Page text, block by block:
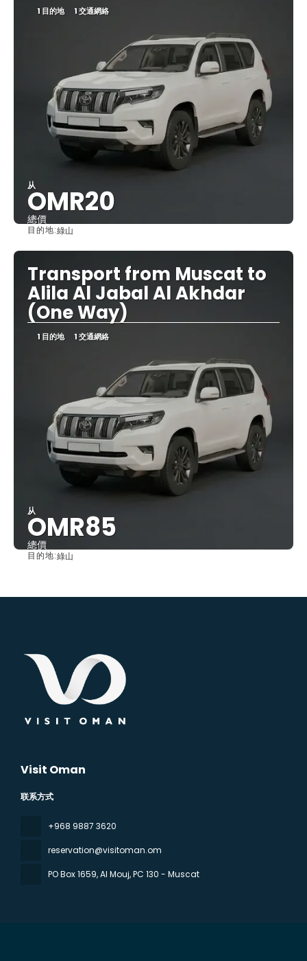
1 目的地 1 交通網絡
从
OMR20
總價
目的地:綠山
Transport from Muscat to
Alila Al Jabal Al Akhdar
(One Way)
1 目的地 1 交通網絡
从
OMR85
總價
目的地:綠山
Visit Oman
联系方式
‪+968 9887 3620
reservation@visitoman.om
PO Box 1659, Al Mouj, PC 130 - Muscat